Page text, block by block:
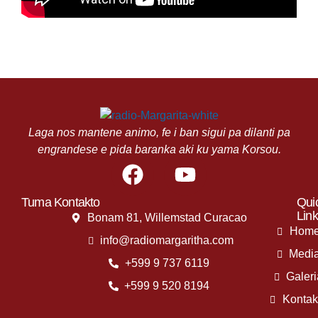
Laga nos mantene animo, fe i ban sigui pa dilanti pa
engrandese e pida baranka aki ku yama Korsou.
F
a
e
b
o
o
Y
o
t
u
b
e
Tuma Kontakto
Bonam 81, Willemstad Curacao
info@radiomargaritha.com
+599 9 737 6119
+599 9 520 8194
Link